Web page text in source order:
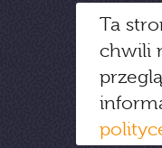
Ta
chwili